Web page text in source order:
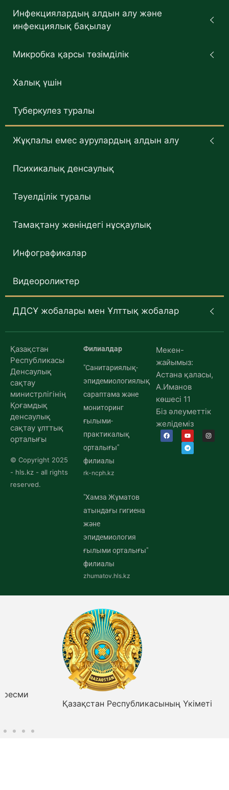
Инфекциялардың алдын алу және
инфекциялық бақылау
Микробка қарсы төзімділік
Халық үшін
Туберкулез туралы
Жұқпалы емес аурулардың алдын алу
Психикалық денсаулық
Тәуелділік туралы
Тамақтану жөніндегі нұсқаулық
Инфографикалар
Видеороликтер
ДДСҰ жобалары мен Ұлттық жобалар
Қазақстан
Республикасы
Денсаулық
сақтау
министрлігінің
Қоғамдық
денсаулық
сақтау ұлттық
орталығы
© Copyright 2025
- hls.kz - all rights
reserved.
Филиалдар
"Санитариялық-
эпидемиологиялық
сараптама және
мониторинг
ғылыми-
практикалық
орталығы"
филиалы
rk-ncph.kz
"Хамза Жұматов
атындағы гигиена
және
эпидемиология
ғылыми орталығы"
филиалы
zhumatov.hls.kz
Мекен-
жайымыз:
Астана қаласы,
А.Иманов
көшесі 11
Біз әлеуметтік
желідеміз
Қазақстан Республикасының Үкіметі